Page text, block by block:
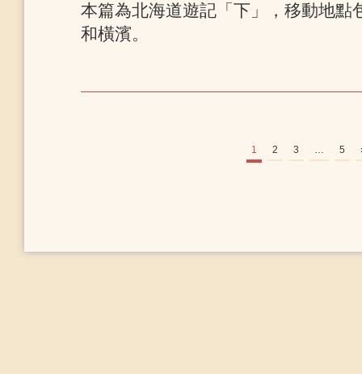
本篇為北海道遊記「下」，移動地點
和橫濱。
1 2 3 … 5